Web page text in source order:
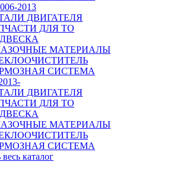
2013
ДВИГАТЕЛЯ
ДЛЯ ТО
МАТЕРИАЛЫ
СИСТЕМА
ДВИГАТЕЛЯ
ДЛЯ ТО
МАТЕРИАЛЫ
СИСТЕМА
каталог